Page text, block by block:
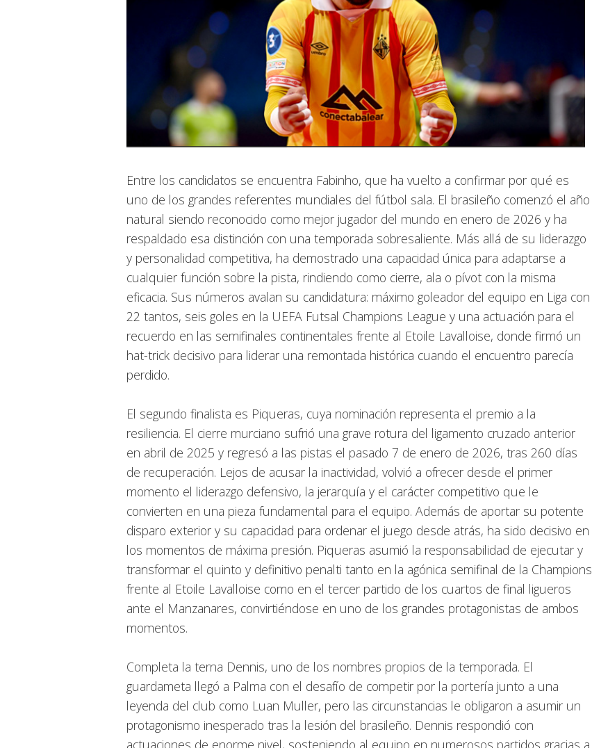
Entre los candidatos se encuentra Fabinho, que ha vuelto a confirmar por qué es
uno de los grandes referentes mundiales del fútbol sala. El brasileño comenzó el año
natural siendo reconocido como mejor jugador del mundo en enero de 2026 y ha
respaldado esa distinción con una temporada sobresaliente. Más allá de su liderazgo
y personalidad competitiva, ha demostrado una capacidad única para adaptarse a
cualquier función sobre la pista, rindiendo como cierre, ala o pívot con la misma
eficacia. Sus números avalan su candidatura: máximo goleador del equipo en Liga con
22 tantos, seis goles en la UEFA Futsal Champions League y una actuación para el
recuerdo en las semifinales continentales frente al Etoile Lavalloise, donde firmó un
hat-trick decisivo para liderar una remontada histórica cuando el encuentro parecía
perdido.
El segundo finalista es Piqueras, cuya nominación representa el premio a la
resiliencia. El cierre murciano sufrió una grave rotura del ligamento cruzado anterior
en abril de 2025 y regresó a las pistas el pasado 7 de enero de 2026, tras 260 días
de recuperación. Lejos de acusar la inactividad, volvió a ofrecer desde el primer
momento el liderazgo defensivo, la jerarquía y el carácter competitivo que le
convierten en una pieza fundamental para el equipo. Además de aportar su potente
disparo exterior y su capacidad para ordenar el juego desde atrás, ha sido decisivo en
los momentos de máxima presión. Piqueras asumió la responsabilidad de ejecutar y
transformar el quinto y definitivo penalti tanto en la agónica semifinal de la Champions
frente al Etoile Lavalloise como en el tercer partido de los cuartos de final ligueros
ante el Manzanares, convirtiéndose en uno de los grandes protagonistas de ambos
momentos.
Completa la terna Dennis, uno de los nombres propios de la temporada. El
guardameta llegó a Palma con el desafío de competir por la portería junto a una
leyenda del club como Luan Muller, pero las circunstancias le obligaron a asumir un
protagonismo inesperado tras la lesión del brasileño. Dennis respondió con